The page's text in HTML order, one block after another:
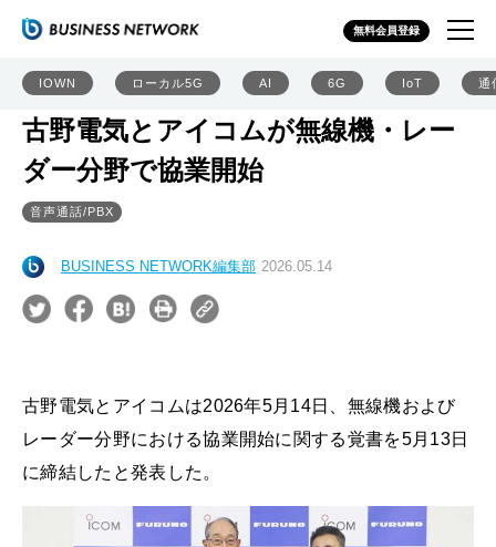
無料会員登録
IOWN ローカル5G AI 6G IoT 通
古野電気とアイコムが無線機・レー
ダー分野で協業開始
音声通話/PBX
BUSINESS NETWORK編集部 2026.05.14
古野電気とアイコムは2026年5月14日、無線機および
レーダー分野における協業開始に関する覚書を5月13日
に締結したと発表した。